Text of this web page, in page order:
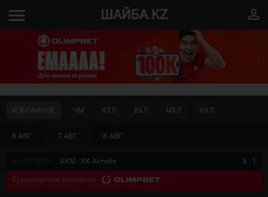
menu ШАЙБА.KZ perm_identity
6 АВГ. 7 АВГ. 8 АВГ.
ИЗБРАННОЕ ЧМ КХЛ ВХЛ МХЛ НХЛ
АКМ - ХК Актобе 8 : 1
Букмекерская компания